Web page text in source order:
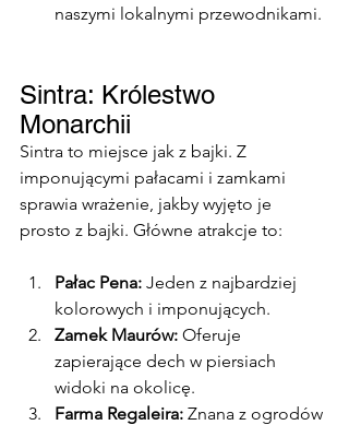
naszymi lokalnymi przewodnikami.
Sintra: Królestwo
Monarchii
Sintra to miejsce jak z bajki. Z
imponującymi pałacami i zamkami
sprawia wrażenie, jakby wyjęto je
prosto z bajki. Główne atrakcje to:
Pałac Pena: Jeden z najbardziej
kolorowych i imponujących.
Zamek Maurów: Oferuje
zapierające dech w piersiach
widoki na okolicę.
Farma Regaleira: Znana z ogrodów